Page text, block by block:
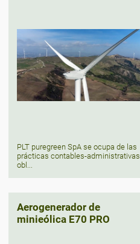
PLT puregreen SpA se ocupa de las
prácticas contables-administrativas
obl...
Aerogenerador de
minieólica E70 PRO